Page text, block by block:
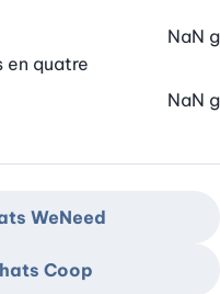
en quatre
NaN g
NaN g
WeNeed
Coop